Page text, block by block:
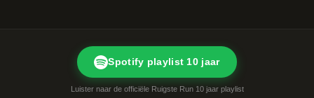
Spotify playlist 10 jaar
Luister naar de officiële Ruigste Run 10 jaar playlist